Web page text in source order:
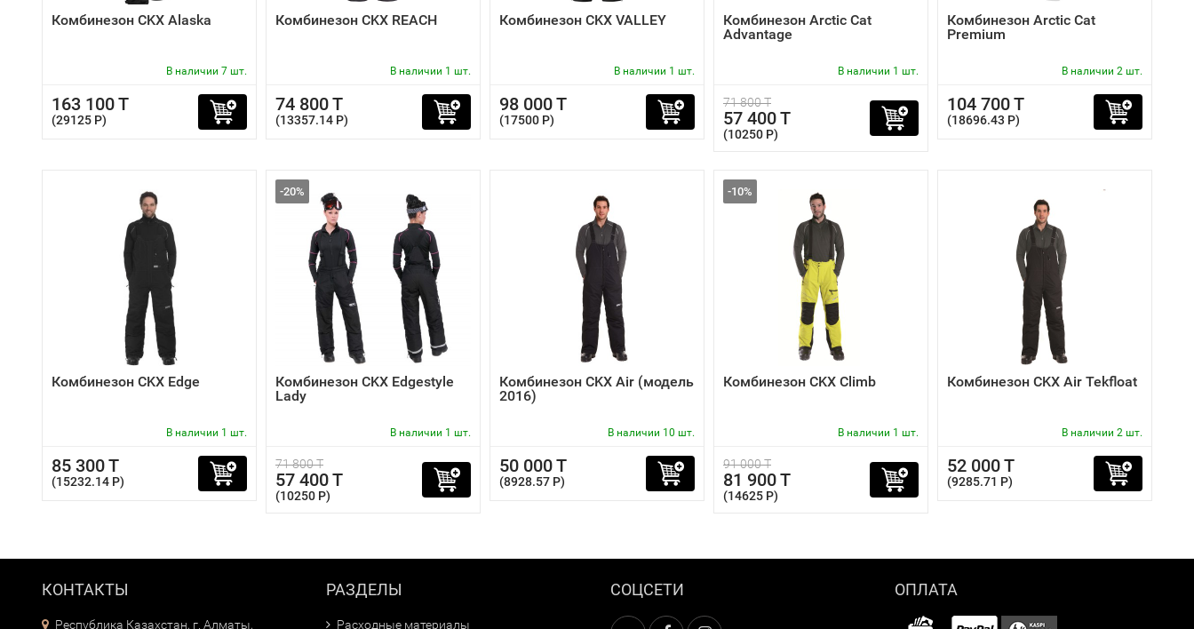
Комбинезон CKX Alaska
В наличии 7 шт.
163 100 T
(29125 P)
Комбинезон CKX REACH
В наличии 1 шт.
74 800 T
(13357.14 P)
Комбинезон CKX VALLEY
В наличии 1 шт.
98 000 T
(17500 P)
Комбинезон Arctic Cat
Advantage
В наличии 1 шт.
71 800 T
57 400 T
(10250 P)
Комбинезон Arctic Cat
Premium
В наличии 2 шт.
104 700 T
(18696.43 P)
Комбинезон CKX Edge
В наличии 1 шт.
85 300 T
(15232.14 P)
-20%
Комбинезон CKX Edgestyle
Lady
В наличии 1 шт.
71 800 T
57 400 T
(10250 P)
Комбинезон CKX Air (модель
2016)
В наличии 10 шт.
50 000 T
(8928.57 P)
-10%
Комбинезон CKX Climb
В наличии 1 шт.
91 000 T
81 900 T
(14625 P)
Комбинезон CKX Air Tekfloat
В наличии 2 шт.
52 000 T
(9285.71 P)
КОНТАКТЫ
Республика Казахстан, г. Алматы,
РАЗДЕЛЫ
Расходные материалы
СОЦСЕТИ ОПЛАТА